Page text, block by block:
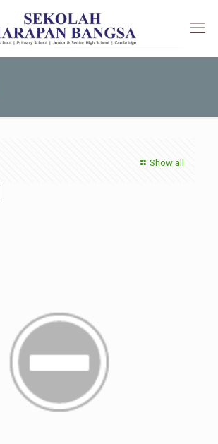
Show all